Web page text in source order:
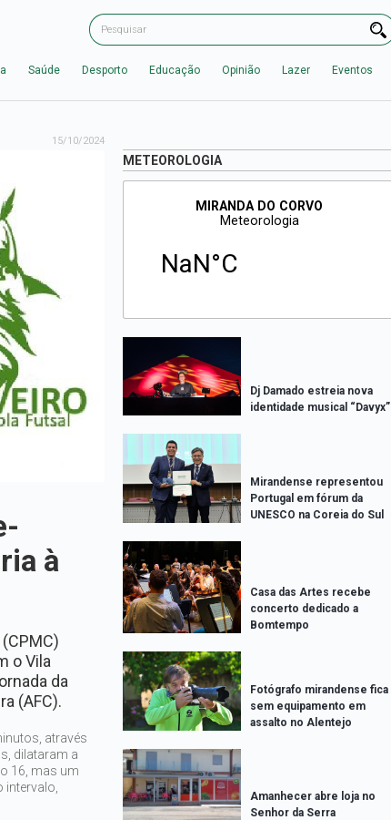
Saúde Desporto Educação Opinião Lazer Eventos
15/10/2024
à
o Vila
da
(AFC).
através
dilataram a
16, mas um
intervalo,
METEOROLOGIA
Dj Damado estreia nova
identidade musical “Davyx”
Mirandense representou
Portugal em fórum da
UNESCO na Coreia do Sul
Casa das Artes recebe
concerto dedicado a
Bomtempo
Fotógrafo mirandense fica
sem equipamento em
assalto no Alentejo
Amanhecer abre loja no
Senhor da Serra